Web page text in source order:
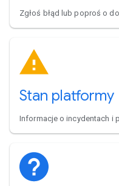
Zgłoś błąd lub poproś o
Stan platformy
Informacje o incydentach i